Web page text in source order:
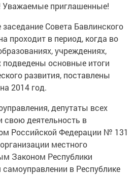
приглашенные!
Совета Бавлинского
проходит в период, когда во
учреждениях,
подведены основные итоги
развития, поставлены
2014 год.
депутаты всех
свою деятельность в
Российской Федерации № 131
местного
Законом Республики
в Республике